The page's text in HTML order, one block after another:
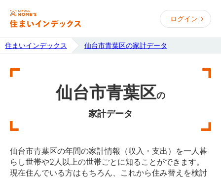
ログイン
住まいインデックス 仙台市青葉区の家計データ
仙台市青葉区の
家計データ
仙台市青葉区の年間の家計情報（収入・支出）を一人暮
らし世帯や2人以上の世帯ごとに知ることができます。
現在住んでいる方はもちろん、これから住み替えを検討